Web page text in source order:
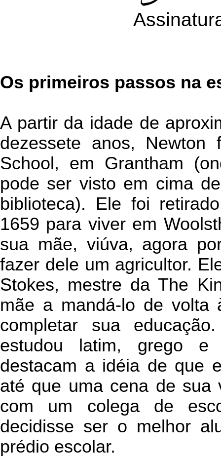
Os primeiros passos na
A partir da idade de
dezessete anos,
School, em Grantham
pode ser visto em cima
biblioteca). Ele foi
1659 para viver em
sua mãe, viúva, agora
fazer dele um agricultor.
Stokes, mestre da The
mãe a mandá-lo de volta
completar sua
estudou latim, grego
destacam a idéia de que
até que uma cena de sua
com um colega de
decidisse ser o melhor
prédio escolar.